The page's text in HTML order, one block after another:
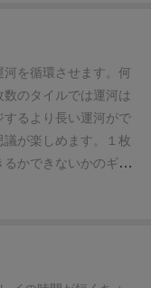
じですが、そこまで
さで遊ぶのがちょうど
河を循環させます。何
のタイルでは運河は
るより長い運河がで
が楽しめます。
１枚
るかできないかのギリ
がこそばくなる…。
ですね。